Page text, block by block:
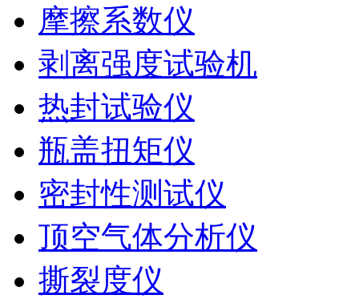
摩擦系数仪
剥离强度试验机
热封试验仪
瓶盖扭矩仪
密封性测试仪
顶空气体分析仪
撕裂度仪